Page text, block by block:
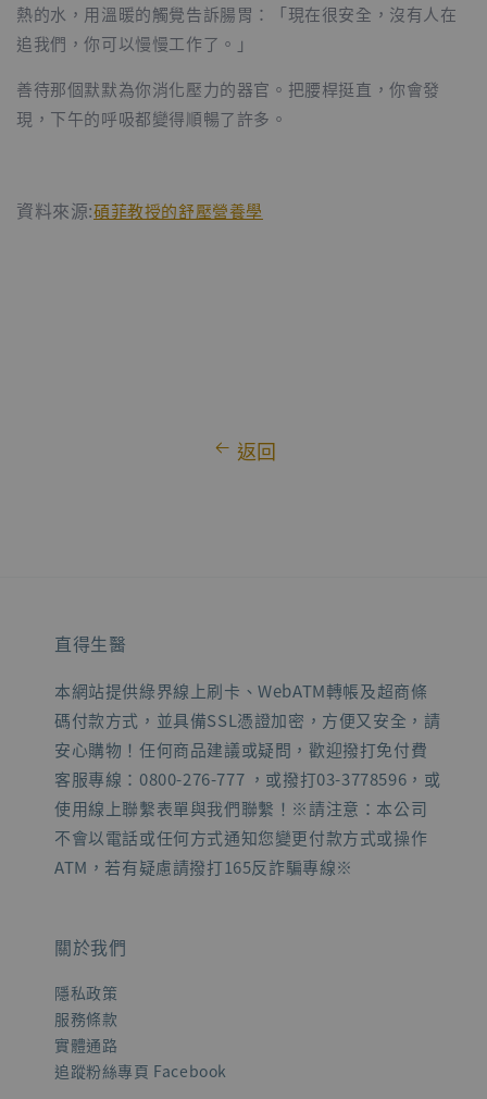
熱的水，用溫暖的觸覺告訴腸胃：「現在很安全，沒有人在
追我們，你可以慢慢工作了。」
善待那個默默為你消化壓力的器官。把腰桿挺直，你會發
現，下午的呼吸都變得順暢了許多。
資料來源:碩菲教授的舒壓營養學
返回
直得生醫
本網站提供綠界線上刷卡、WebATM轉帳及超商條
碼付款方式，並具備SSL憑證加密，方便又安全，請
安心購物！任何商品建議或疑問，歡迎撥打免付費
客服專線：0800-276-777 ，或撥打03-3778596，或
使用線上聯繫表單與我們聯繫！※請注意：本公司
不會以電話或任何方式通知您變更付款方式或操作
ATM，若有疑慮請撥打165反詐騙專線※
關於我們
隱私政策
服務條款
實體通路
追蹤粉絲專頁 Facebook